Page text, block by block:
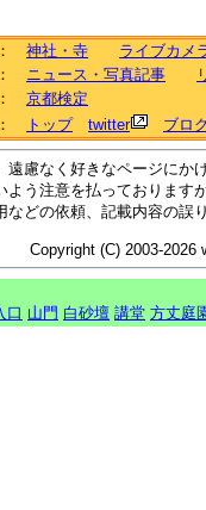
： 神社・寺
ライブカメ
： ニュース・写真記事
： 京都検定
： トップ twitter ブロ
遠慮なく好きなページに
よう注意を払っております
などの依頼、記載内容の誤
Copyright (C) 2003-2026
口 山門 白砂壇 講堂 方丈庭